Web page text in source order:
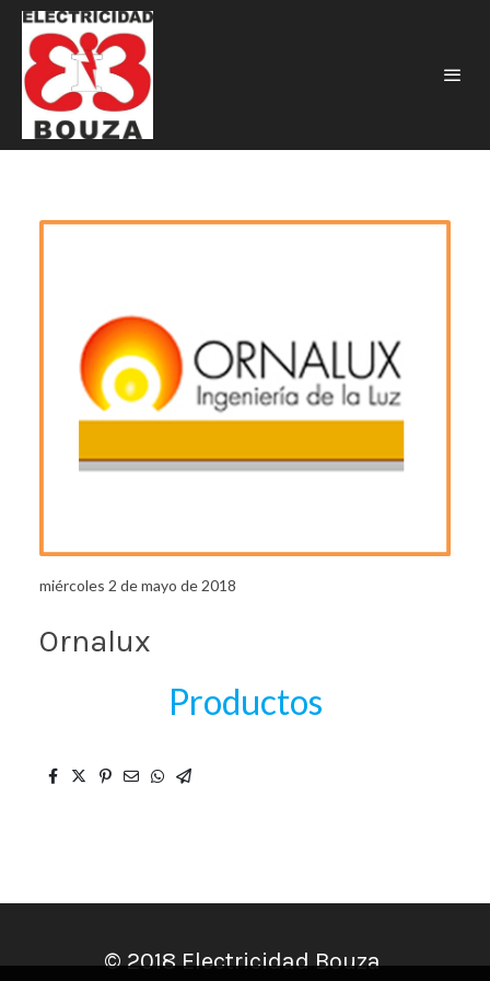
miércoles 2 de mayo de 2018
Ornalux
Productos
© 2018 Electricidad Bouza